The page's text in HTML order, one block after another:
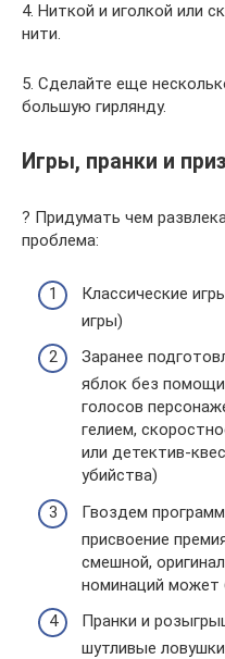
4. Ниткой и иголкой или
нити.
5. Сделайте еще
большую гирлянду.
Игры, пранки и
?️ Придумать чем
проблема:
Классические
игры)
Заранее
яблок без
голосов
гелием,
или детектив-
убийства)
Гвоздем
присвоение
смешной,
номинаций может
Пранки и
шутливые